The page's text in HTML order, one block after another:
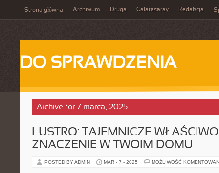
Strona główna Archiwum Druga Galatasaray Redakcja
DO SPRAWDZENIA
Archive for 7 marca, 2025
LUSTRO: TAJEMNICZE
ZNACZENIE W TWOIM DOMU
POSTED BY ADMIN MAR - 7 - 2025 MOŻLIWOŚĆ